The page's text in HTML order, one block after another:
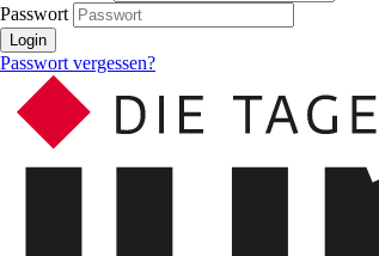
Passwort
Login
Passwort vergessen?